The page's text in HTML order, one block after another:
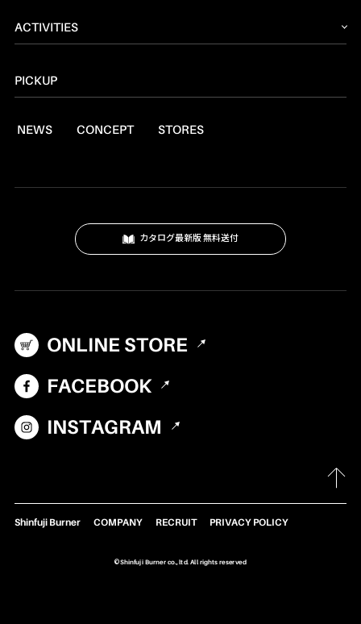
ストーブ
燃料
クッキングツール
テーブル・カップ・カトラリー
パーツ・部品
ACTIVITIES
レシピ
PICKUP
NEWS CONCEPT STORES
カタログ最新版 無料送付
ONLINE STORE
FACEBOOK
INSTAGRAM
Shinfuji Burner COMPANY RECRUIT PRIVACY POLICY
©Shinfuji Burner co., ltd. All rights reserved